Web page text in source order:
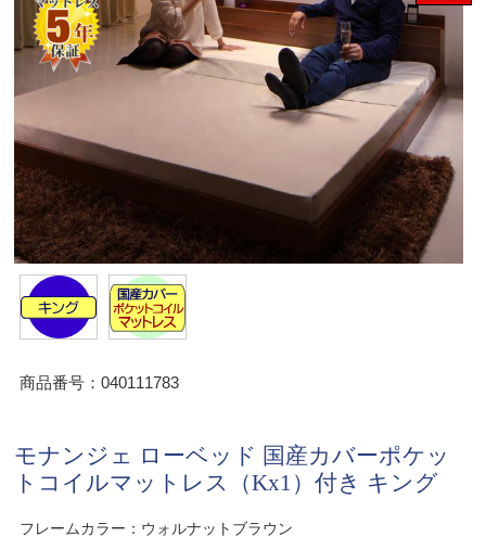
商品番号：040111783
モナンジェ ローベッド 国産カバーポケッ
トコイルマットレス（Kx1）付き キング
フレームカラー：ウォルナットブラウン